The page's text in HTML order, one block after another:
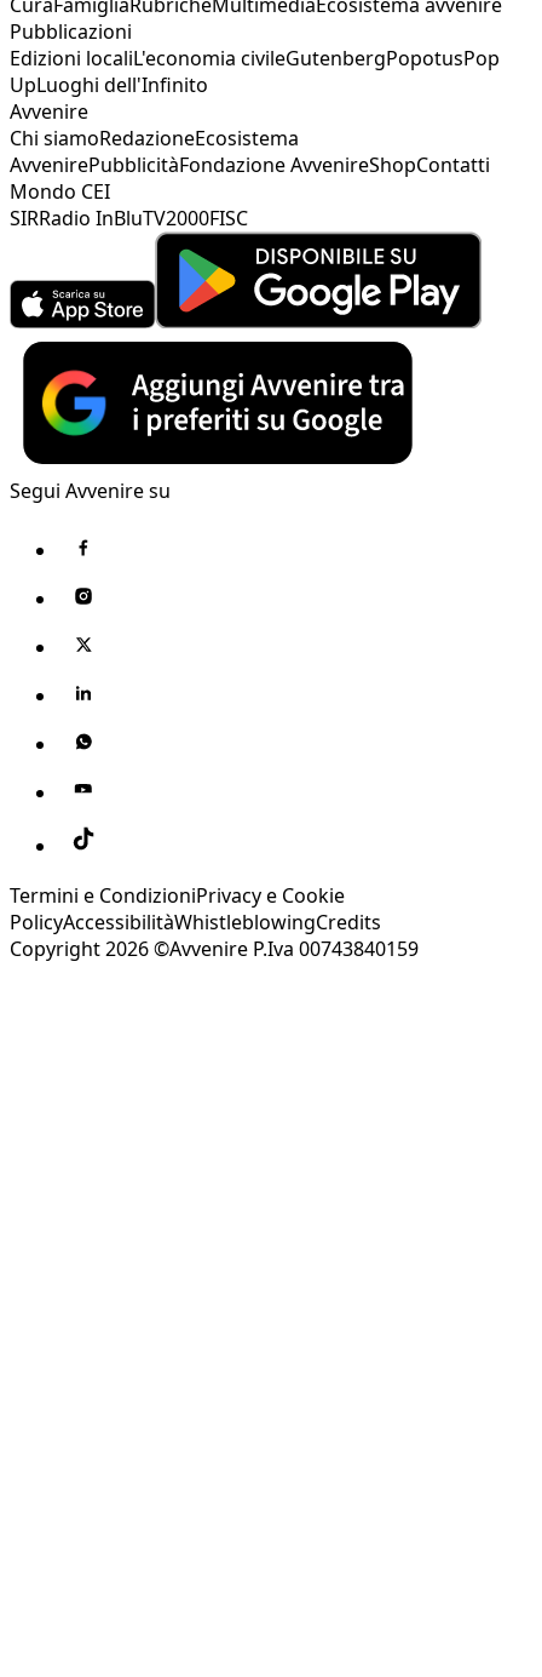
Pubblicazioni
Edizioni localiL'economia civileGutenbergPopotusPop
UpLuoghi dell'Infinito
Avvenire
Chi siamoRedazioneEcosistema
AvvenirePubblicitàFondazione AvvenireShopContatti
Mondo CEI
SIRRadio InBluTV2000FISC
Segui Avvenire su
Termini e CondizioniPrivacy e Cookie
PolicyAccessibilitàWhistleblowingCredits
Copyright 2026 ©Avvenire P.Iva 00743840159